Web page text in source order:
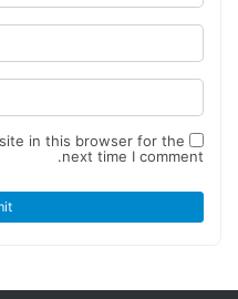
in this browser for the
next time I comment.